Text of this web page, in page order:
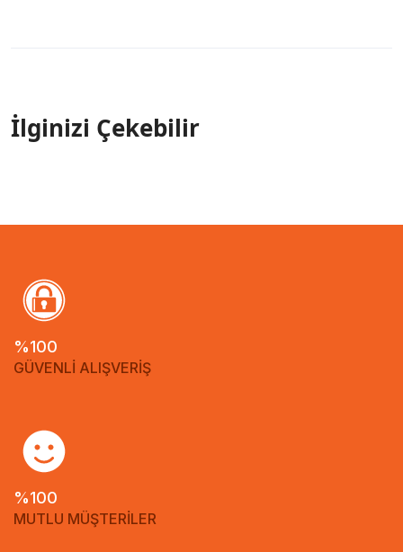
İlginizi Çekebilir
%100
GÜVENLİ ALIŞVERİŞ
%100
MUTLU MÜŞTERİLER